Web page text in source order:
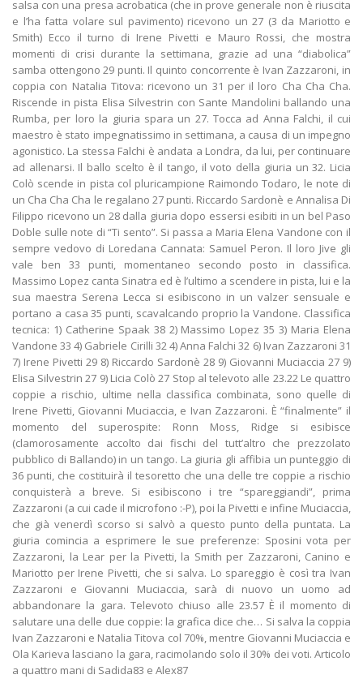
salsa con una presa acrobatica (che in prove generale non è riuscita
e l’ha fatta volare sul pavimento) ricevono un 27 (3 da Mariotto e
Smith) Ecco il turno di Irene Pivetti e Mauro Rossi, che mostra
momenti di crisi durante la settimana, grazie ad una “diabolica”
samba ottengono 29 punti. Il quinto concorrente è Ivan Zazzaroni, in
coppia con Natalia Titova: ricevono un 31 per il loro Cha Cha Cha.
Riscende in pista Elisa Silvestrin con Sante Mandolini ballando una
Rumba, per loro la giuria spara un 27. Tocca ad Anna Falchi, il cui
maestro è stato impegnatissimo in settimana, a causa di un impegno
agonistico. La stessa Falchi è andata a Londra, da lui, per continuare
ad allenarsi. Il ballo scelto è il tango, il voto della giuria un 32. Licia
Colò scende in pista col pluricampione Raimondo Todaro, le note di
un Cha Cha Cha le regalano 27 punti. Riccardo Sardonè e Annalisa Di
Filippo ricevono un 28 dalla giuria dopo essersi esibiti in un bel Paso
Doble sulle note di “Ti sento”. Si passa a Maria Elena Vandone con il
sempre vedovo di Loredana Cannata: Samuel Peron. Il loro Jive gli
vale ben 33 punti, momentaneo secondo posto in classifica.
Massimo Lopez canta Sinatra ed è l’ultimo a scendere in pista, lui e la
sua maestra Serena Lecca si esibiscono in un valzer sensuale e
portano a casa 35 punti, scavalcando proprio la Vandone. Classifica
tecnica: 1) Catherine Spaak 38 2) Massimo Lopez 35 3) Maria Elena
Vandone 33 4) Gabriele Cirilli 32 4) Anna Falchi 32 6) Ivan Zazzaroni 31
7) Irene Pivetti 29 8) Riccardo Sardonè 28 9) Giovanni Muciaccia 27 9)
Elisa Silvestrin 27 9) Licia Colò 27 Stop al televoto alle 23.22 Le quattro
coppie a rischio, ultime nella classifica combinata, sono quelle di
Irene Pivetti, Giovanni Muciaccia, e Ivan Zazzaroni. È “finalmente” il
momento del superospite: Ronn Moss, Ridge si esibisce
(clamorosamente accolto dai fischi del tutt’altro che prezzolato
pubblico di Ballando) in un tango. La giuria gli affibia un punteggio di
36 punti, che costituirà il tesoretto che una delle tre coppie a rischio
conquisterà a breve. Si esibiscono i tre “spareggiandi”, prima
Zazzaroni (a cui cade il microfono :-P), poi la Pivetti e infine Muciaccia,
che già venerdì scorso si salvò a questo punto della puntata. La
giuria comincia a esprimere le sue preferenze: Sposini vota per
Zazzaroni, la Lear per la Pivetti, la Smith per Zazzaroni, Canino e
Mariotto per Irene Pivetti, che si salva. Lo spareggio è così tra Ivan
Zazzaroni e Giovanni Muciaccia, sarà di nuovo un uomo ad
abbandonare la gara. Televoto chiuso alle 23.57 È il momento di
salutare una delle due coppie: la grafica dice che… Si salva la coppia
Ivan Zazzaroni e Natalia Titova col 70%, mentre Giovanni Muciaccia e
Ola Karieva lasciano la gara, racimolando solo il 30% dei voti. Articolo
a quattro mani di Sadida83 e Alex87